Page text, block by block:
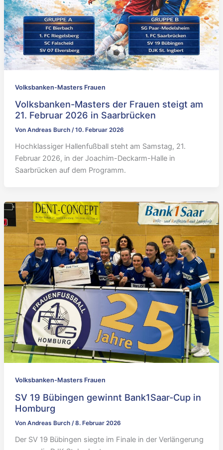
Volksbanken-Masters Frauen
Volksbanken-Masters der Frauen steigt am
21. Februar 2026 in Saarbrücken
Von Andreas Burch /10. Februar 2026
Hochklassiger Hallenfußball steht am Samstag, 21.
Februar 2026, in der Joachim-Deckarm-Halle in
Saarbrücken auf dem Programm.
Volksbanken-Masters Frauen
SV 19 Bübingen gewinnt Bank1Saar-Cup in
Homburg
Von Andreas Burch /8. Februar 2026
Der SV 19 Bübingen siegte im Finale in der Verlängerung